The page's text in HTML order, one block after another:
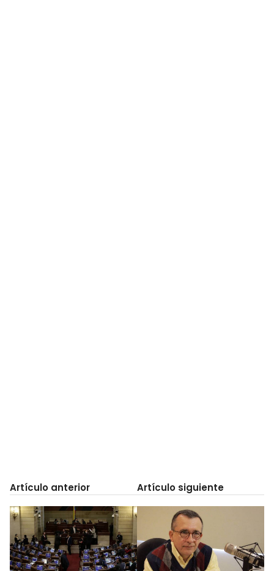
Artículo anterior Artículo siguiente